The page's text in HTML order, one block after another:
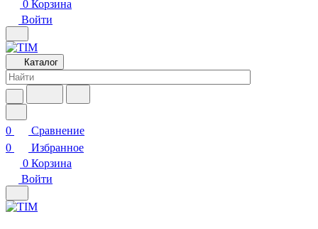
0 Корзина
Войти
Каталог
0
Сравнение
0
Избранное
0 Корзина
Войти